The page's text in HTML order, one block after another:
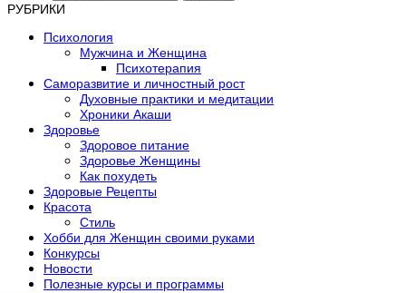
РУБРИКИ
Психология
Мужчина и Женщина
Психотерапия
Саморазвитие и личностный рост
Духовные практики и медитации
Хроники Акаши
Здоровье
Здоровое питание
Здоровье Женщины
Как похудеть
Здоровые Рецепты
Красота
Стиль
Хобби для Женщин своими руками
Конкурсы
Новости
Полезные курсы и программы